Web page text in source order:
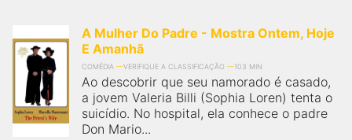
A Mulher Do Padre - Mostra Ontem, Hoje
E Amanhã
COMÉDIA VERIFIQUE A CLASSIFICAÇÃO 103 MIN
Ao descobrir que seu namorado é casado,
a jovem Valeria Billi (Sophia Loren) tenta o
suicídio. No hospital, ela conhece o padre
Don Mario...